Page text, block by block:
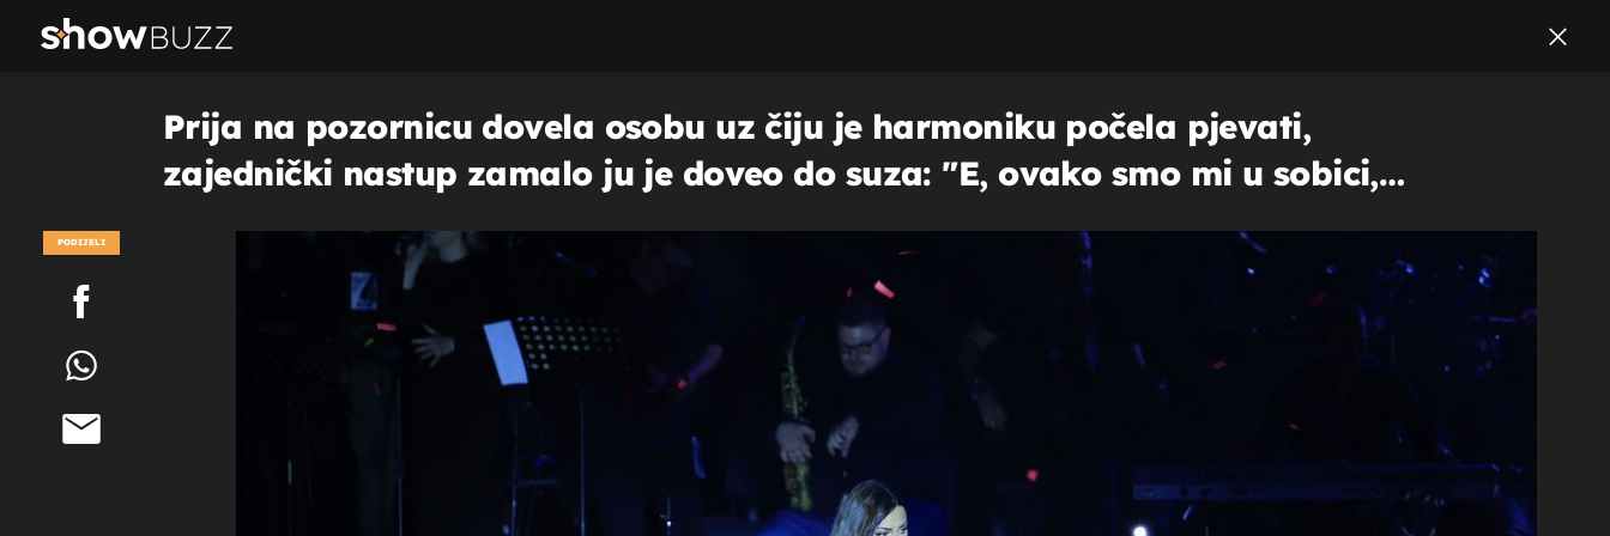
Prija na pozornicu dovela osobu uz čiju je harmoniku počela pjevati,
zajednički nastup zamalo ju je doveo do suza: "E, ovako smo mi u sobici,
nas troje i mama"
PODIJELI
POGLEDAJ